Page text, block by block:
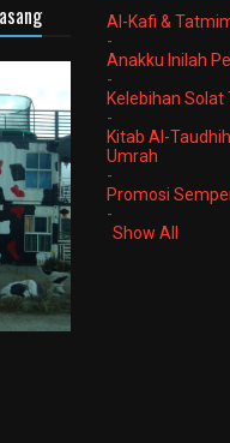
Al-Kafi &
-
Anakku Inilah
-
Kelebihan Solat
-
Kitab Al-
Umrah
-
Promosi
-
Show All